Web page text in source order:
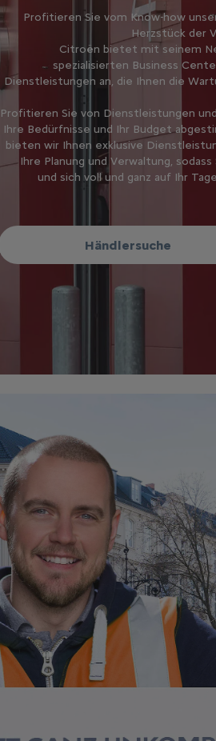
Profitieren Sie vom Know-how
Herzstück der
Citroën bietet mit seinem
spezialisierten Business
Dienstleistungen an, die Ihnen die
Profitieren Sie von Dienstleistungen
Ihre Bedürfnisse und Ihr Budget
bieten wir Ihnen exklusive
Ihre Planung und Verwaltung,
und sich voll und ganz auf Ihr
Händlersuche